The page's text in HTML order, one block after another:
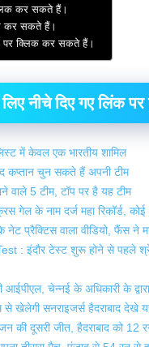
कर सकते हैं।
कर सकते हैं।
पर क्लिक कर सकते हैं।
नीचे दिए गए लिंक
में केवल एक भारतीय शामिल
कप्तान चुन सकते हैं अपनी टीम
वाले 5 टीम, टॉप पर है यह टीम
गेल के नाम दर्ज महा रिकॉर्ड,
प्रैक्टिस वाला वीडियो, फैंस ने
: इंदौर टेस्ट शुरू होने से पहले
चेन्नई के अधिकारी के द्वारा
सनराइजर्स हैदराबाद देखे
दूसरी जीत, हैदराबाद को 12